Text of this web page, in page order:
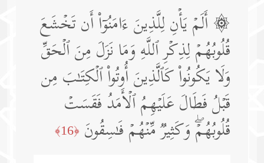
۞ أَلَمۡ یَأۡنِ لِلَّذِینَ ءَامَنُوۤا۟ أَن تَخۡشَعَ
قُلُوبُهُمۡ لِذِكۡرِ ٱللَّهِ وَمَا نَزَلَ مِنَ ٱلۡحَقِّ
وَلَا یَكُونُوا۟ كَٱلَّذِینَ أُوتُوا۟ ٱلۡكِتَـٰبَ مِن
قَبۡلُ فَطَالَ عَلَیۡهِمُ ٱلۡأَمَدُ فَقَسَتۡ
قُلُوبُهُمۡۖ وَكَثِیرࣱ مِّنۡهُمۡ فَـٰسِقُونَ ﴿16﴾